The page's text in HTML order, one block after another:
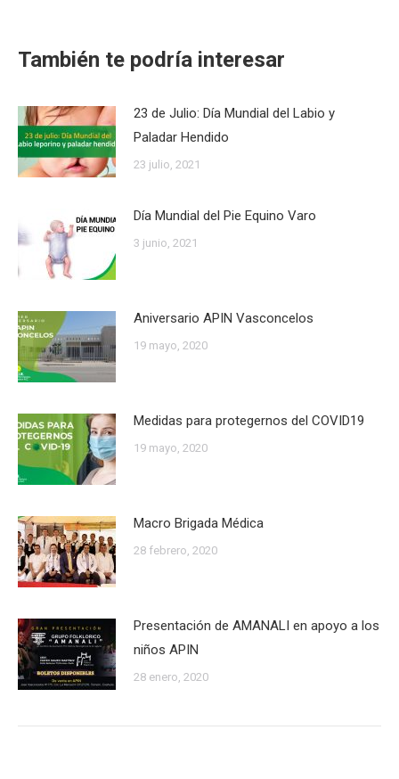
También te podría interesar
23 de Julio: Día Mundial del Labio y
Paladar Hendido
23 julio, 2021
Día Mundial del Pie Equino Varo
3 junio, 2021
Aniversario APIN Vasconcelos
19 mayo, 2020
Medidas para protegernos del COVID19
19 mayo, 2020
Macro Brigada Médica
28 febrero, 2020
Presentación de AMANALI en apoyo a los
niños APIN
28 enero, 2020